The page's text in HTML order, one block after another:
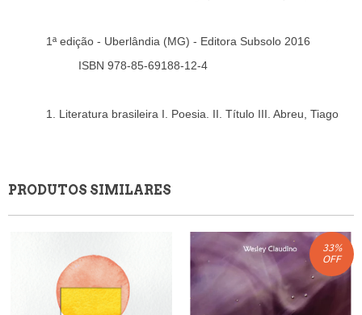
1ª edição - Uberlândia (MG) - Editora Subsolo 2016
ISBN 978-85-69188-12-4
1. Literatura brasileira I. Poesia. II. Título III. Abreu, Tiago
PRODUTOS SIMILARES
33%
OFF